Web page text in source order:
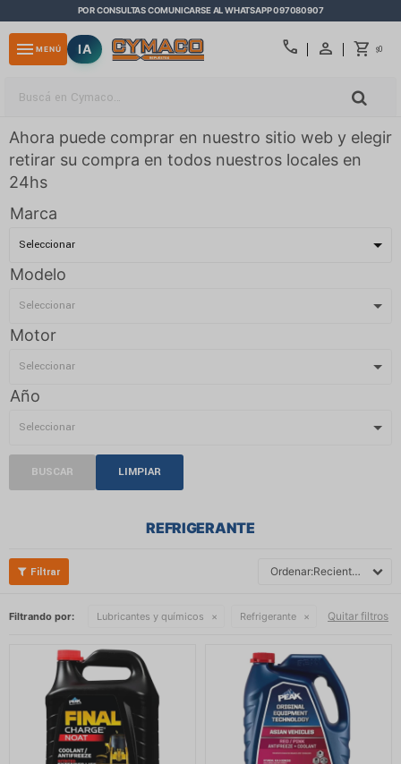
POR CONSULTAS COMUNICARSE AL WHATSAPP 097080907
call $0
menu MENÚ IA
Ahora puede comprar en nuestro sitio web y elegir
retirar su compra en todos nuestros locales en
24hs
Marca
Modelo
Motor
Año
BUSCAR LIMPIAR
REFRIGERANTE
Recientes
Filtrando por: Lubricantes y químicos Refrigerante Quitar filtros
close